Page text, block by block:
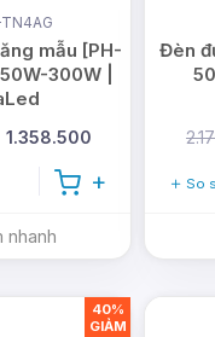
mẫu [PH-
300W |
1.358.500
nhanh
Đèn
So
40%
GIẢM